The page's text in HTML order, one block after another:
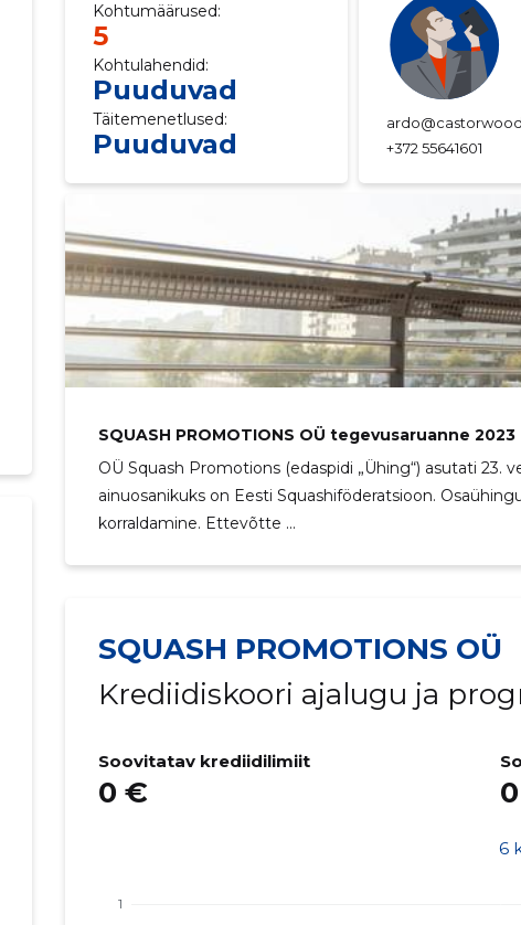
Kohtumäärused:
5
Kohtulahendid:
Puuduvad
Täitemenetlused:
Puuduvad
+372 55641601
SQUASH PROMOTIONS OÜ tegevusaruanne 2023
OÜ Squash Promotions (edaspidi „Ühing“) asutati 23.
ainuosanikuks on Eesti Squashiföderatsioon.
korraldamine. Ettevõtte ...
SQUASH PROMOTIONS OÜ
Krediidiskoori ajalugu ja
Soovitatav krediidilimiit
0 €
6